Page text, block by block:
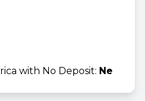
with No Deposit: Ne